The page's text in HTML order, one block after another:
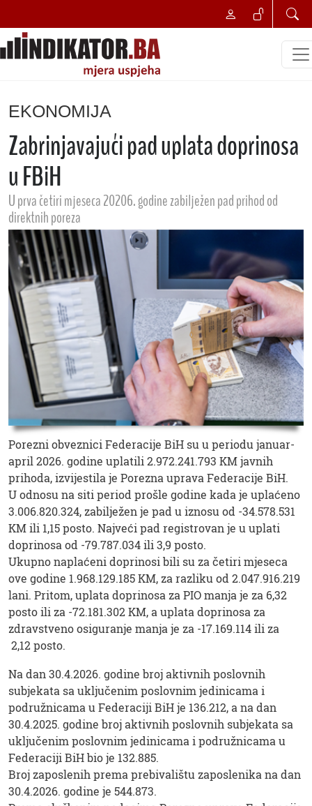
EKONOMIJA
Zabrinjavajući pad uplata doprinosa
u FBiH
U prva četiri mjeseca 20206. godine zabilježen pad prihod od
direktnih poreza
Porezni obveznici Federacije BiH su u periodu januar-
april 2026. godine uplatili 2.972.241.793 KM javnih
prihoda, izvijestila je Porezna uprava Federacije BiH.
U odnosu na siti period prošle godine kada je uplaćeno
3.006.820.324, zabilježen je pad u iznosu od -34.578.531
KM ili 1,15 posto. Najveći pad registrovan je u uplati
doprinosa od -79.787.034 ili 3,9 posto.
Ukupno naplaćeni doprinosi bili su za četiri mjeseca
ove godine 1.968.129.185 KM, za razliku od 2.047.916.219
lani. Pritom, uplata doprinosa za PIO manja je za 6,32
posto ili za -72.181.302 KM, a uplata doprinosa za
zdravstveno osiguranje manja je za -17.169.114 ili za
2,12 posto.
Na dan 30.4.2026. godine broj aktivnih poslovnih
subjekata sa uključenim poslovnim jedinicama i
podružnicama u Federaciji BiH je 136.212, a na dan
30.4.2025. godine broj aktivnih poslovnih subjekata sa
uključenim poslovnim jedinicama i podružnicama u
Federaciji BiH bio je 132.885.
Broj zaposlenih prema prebivalištu zaposlenika na dan
30.4.2026. godine je 544.873.